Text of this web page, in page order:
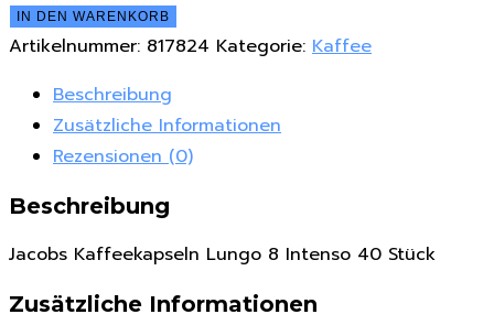
IN DEN WARENKORB
Artikelnummer: 817824 Kategorie: Kaffee
Beschreibung
Zusätzliche Informationen
Rezensionen (0)
Beschreibung
Jacobs Kaffeekapseln Lungo 8 Intenso 40 Stück
Zusätzliche Informationen